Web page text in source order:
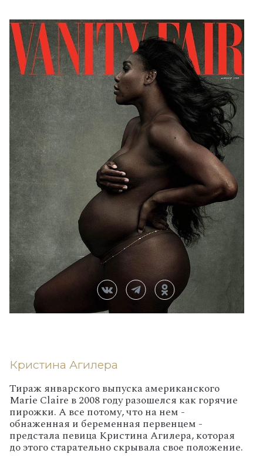
Кристина Агилера
Тираж январского выпуска американского
Marie Claire в 2008 году разошелся как горячие
пирожки. А все потому, что на нем -
обнаженная и беременная первенцем -
предстала певица Кристина Агилера, которая
до этого старательно скрывала свое положение.